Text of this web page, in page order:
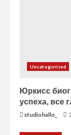
Uncategorised
Юркисс
успеха, все
studiohallo_